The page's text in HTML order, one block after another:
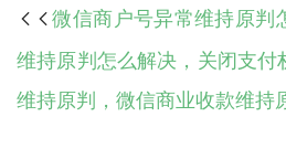
 微信商户号异常维持原判
维持原判怎么解决，关闭支
维持原判，微信商业收款维持